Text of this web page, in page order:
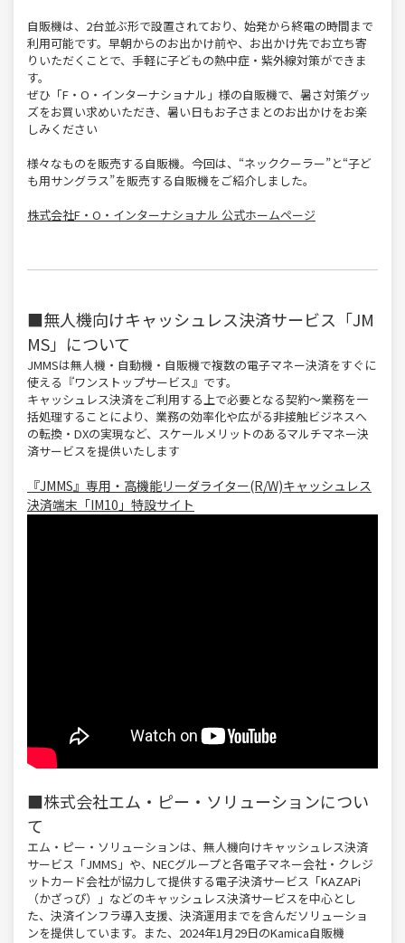
自販機は、2台並ぶ形で設置されており、始発から終電の時間まで
利用可能です。早朝からのお出かけ前や、お出かけ先でお立ち寄
りいただくことで、手軽に子どもの熱中症・紫外線対策ができま
す。
ぜひ「F・O・インターナショナル」様の自販機で、暑さ対策グッ
ズをお買い求めいただき、暑い日もお子さまとのお出かけをお楽
しみください
様々なものを販売する自販機。今回は、“ネッククーラー”と“子ど
も用サングラス”を販売する自販機をご紹介しました。
株式会社F・O・インターナショナル 公式ホームページ
■無人機向けキャッシュレス決済サービス「JM
MS」について
JMMSは無人機・自動機・自販機で複数の電子マネー決済をすぐに
使える『ワンストップサービス』です。
キャッシュレス決済をご利用する上で必要となる契約～業務を一
括処理することにより、業務の効率化や広がる非接触ビジネスへ
の転換・DXの実現など、スケールメリットのあるマルチマネー決
済サービスを提供いたします
『JMMS』専用・高機能リーダライター(R/W)キャッシュレス
決済端末「IM10」特設サイト
■株式会社エム・ピー・ソリューションについ
て
エム・ピー・ソリューションは、無人機向けキャッシュレス決済
サービス「JMMS」や、NECグループと各電子マネー会社・クレジ
ットカード会社が協力して提供する電子決済サービス「KAZAPi
（かざっぴ）」などのキャッシュレス決済サービスを中心とし
た、決済インフラ導入支援、決済運用までを含んだソリューショ
ンを提供しています。また、2024年1月29日のKamica自販機